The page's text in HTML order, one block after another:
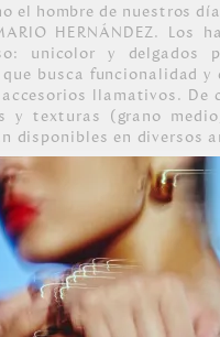
el hombre de nuestros
HERNÁNDEZ. Los
unicolor y delgados
busca funcionalidad y
llamativos. De
y texturas (grano
disponibles en diversos
acabados y placas, con
lisos.